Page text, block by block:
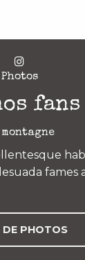
Photos
fans
fames
DE PHOTOS